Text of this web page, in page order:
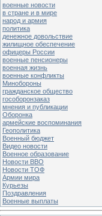
военные новости
в стране и в мире
народ и армия
политика
денежное довольствие
жилищное обеспечение
офицеры России
военные пенсионеры
военная жизнь
военные конфликты
Минобороны
гражданское общество
гособоронзаказ
мнения и публикации
Оборонка
армейские воспоминания
Геополитика
Военный бюджет
Видео новости
Военное образование
Новости ВВО
Новости ТОФ
Армии мира
Курьезы
Поздравления
Военные выплаты